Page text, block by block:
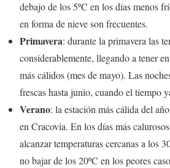
debajo de los 5ºC en los días menos
en forma de nieve son frecuentes.
Primavera: durante la primavera las
considerablemente, llegando a tener
más cálidos (mes de mayo). Las
frescas hasta junio, cuando el tiempo
Verano: la estación más cálida del
en Cracovia. En los días más
alcanzar temperaturas cercanas a los
no bajar de los 20ºC en los peores